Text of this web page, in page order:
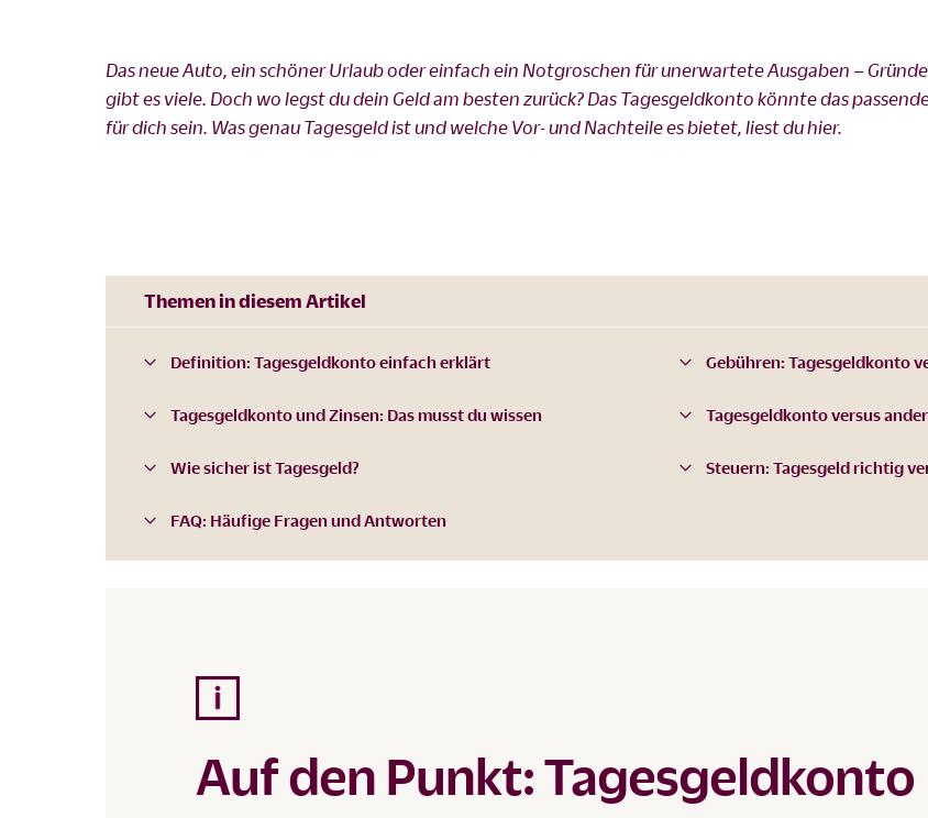
Das neue Auto, ein schöner Urlaub oder einfach ein Notgroschen für unerwartete Ausgaben –
gibt es viele. Doch wo legst du dein Geld am besten zurück? Das Tagesgeldkonto könnte das
für dich sein. Was genau Tagesgeld ist und welche Vor- und Nachteile es bietet, liest du hier.
Themen in diesem Artikel
Definition: Tagesgeldkonto einfach erklärt Gebühren: Tagesgeldkonto
Tagesgeldkonto und Zinsen: Das musst du wissen Tagesgeldkonto versus
Wie sicher ist Tagesgeld? Steuern: Tagesgeld richtig
FAQ: Häufige Fragen und Antworten
Auf den Punkt: Tagesgeldkonto